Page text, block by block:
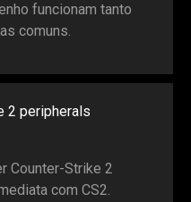
funcionam tanto
comuns.
2 peripherals
Counter-Strike 2
com CS2.